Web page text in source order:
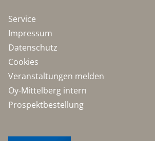
Service
Impressum
Datenschutz
Cookies
Veranstaltungen melden
Oy-Mittelberg intern
Prospektbestellung